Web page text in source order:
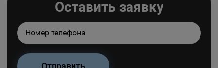
Оставить заявку